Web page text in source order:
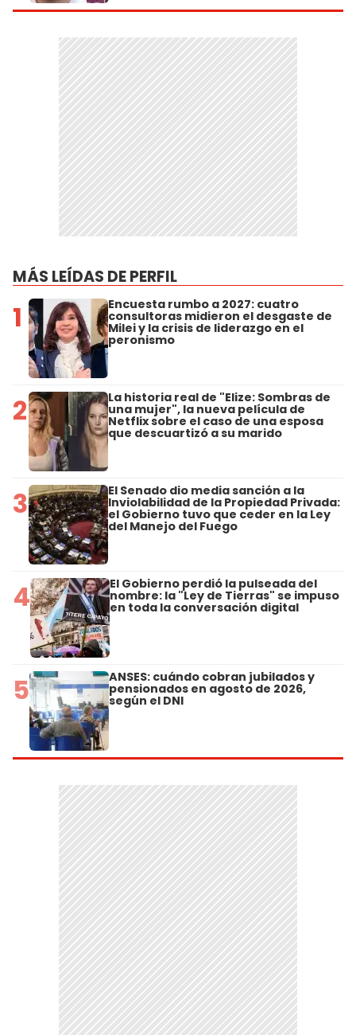
MÁS LEÍDAS DE PERFIL
1 Encuesta rumbo a 2027: cuatro
consultoras midieron el desgaste de
Milei y la crisis de liderazgo en el
peronismo
2 La historia real de "Elize: Sombras de
una mujer", la nueva película de
Netflix sobre el caso de una esposa
que descuartizó a su marido
3 El Senado dio media sanción a la
Inviolabilidad de la Propiedad Privada:
el Gobierno tuvo que ceder en la Ley
del Manejo del Fuego
4 El Gobierno perdió la pulseada del
nombre: la "Ley de Tierras" se impuso
en toda la conversación digital
5 ANSES: cuándo cobran jubilados y
pensionados en agosto de 2026,
según el DNI